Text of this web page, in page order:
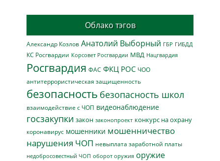
Облако тэгов
Александр Козлов Анатолий Выборный ГБР ГИБДД
КС Росгвардии Корсовет Росгвардии МВД Нацгвардия
Росгвардия ФАС ФКЦ РОС ЧОО
антитеррористическая защищенность
безопасность безопасность школ
взаимодействие с ЧОП видеонаблюдение
госзакупки закон законопроект конкурс на охрану
коронавирус мошенники мошенничество
нарушения ЧОП невыплата заработной платы
недобросовестный ЧОП оборот оружия оружие